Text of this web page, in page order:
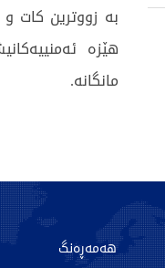
بە زووترین کات
هێزە
مانگانە.
هەمەڕەنگ